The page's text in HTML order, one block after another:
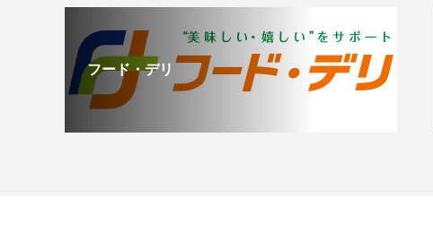
フード・デリ